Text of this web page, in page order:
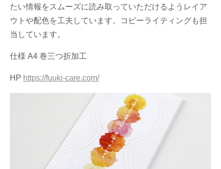
たい情報をスムーズに読み取っていただけるようレイア
ウトや配色を工夫しています。コピーライティングも担
当しています。
仕様 A4 巻三つ折加工
HP https://fuuki-care.com/